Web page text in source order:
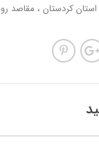
کردستان
مقاصد